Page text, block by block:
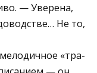
— Уверена,
Не то,
«тра-